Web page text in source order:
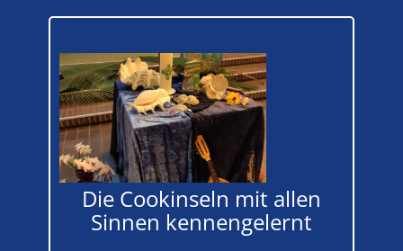
Die Cookinseln mit allen
Sinnen kennengelernt